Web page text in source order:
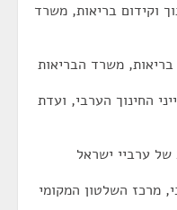
וקידום בריאות, משרד
משרד הבריאות
החינוך הערבי, ועדת
ערביי ישראל
מרכז השלטון המקומי